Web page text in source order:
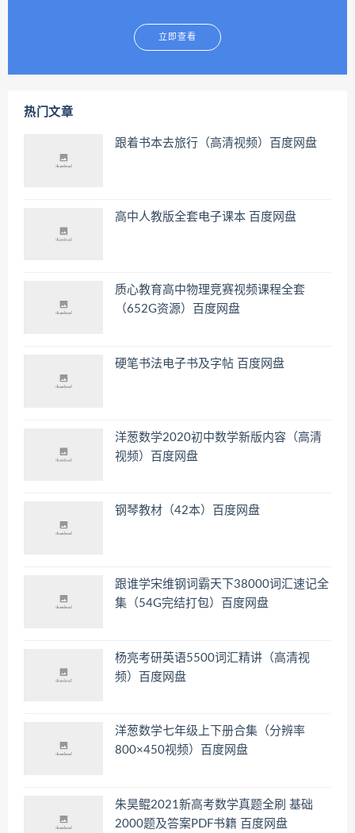
立即查看
热门文章
跟着书本去旅行（高清视频）百度网盘
高中人教版全套电子课本 百度网盘
质心教育高中物理竞赛视频课程全套
（652G资源）百度网盘
硬笔书法电子书及字帖 百度网盘
洋葱数学2020初中数学新版内容（高清
视频）百度网盘
钢琴教材（42本）百度网盘
跟谁学宋维钢词霸天下38000词汇速记全
集（54G完结打包）百度网盘
杨亮考研英语5500词汇精讲（高清视
频）百度网盘
洋葱数学七年级上下册合集（分辨率
800×450视频）百度网盘
朱昊鲲2021新高考数学真题全刷 基础
2000题及答案PDF书籍 百度网盘